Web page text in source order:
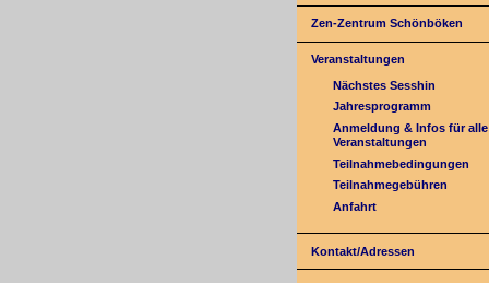
Zen-Zentrum Schönböken
Veranstaltungen
Nächstes Sesshin
Jahresprogramm
Anmeldung & Infos für alle
Veranstaltungen
Teilnahmebedingungen
Teilnahmegebühren
Anfahrt
Kontakt/Adressen